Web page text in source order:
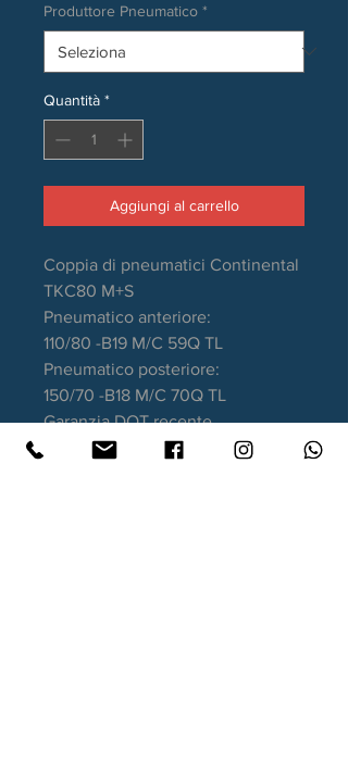
Produttore Pneumatico *
Quantità *
Aggiungi al carrello
Coppia di pneumatici Continental
TKC80 M+S
Pneumatico anteriore:
110/80 -B19 M/C 59Q TL
Pneumatico posteriore:
150/70 -B18 M/C 70Q TL
Garanzia DOT recente